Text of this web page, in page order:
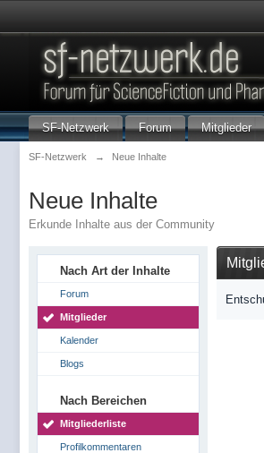
SF-Netzwerk Forum Mitglieder
SF-Netzwerk → Neue Inhalte
Neue Inhalte
Erkunde Inhalte aus der Community
Nach Art der Inhalte
Forum
Mitglieder
Kalender
Blogs
Nach Bereichen
Mitgliederliste
Profilkommentaren